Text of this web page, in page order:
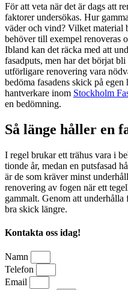
För att veta när det är dags att
faktorer undersökas. Hur
väder och vind? Vilket material
behöver till exempel renoveras
Ibland kan det räcka med att
fasadputs, men har det börjat
utförligare renovering vara
bedöma fasadens skick på
hantverkare inom Stockholm
en bedömning.
Så länge håller en
I regel brukar ett trähus vara i
tionde år, medan en putsfasad
är de som kräver minst
renovering av fogen när ett
gammalt. Genom att underhålla
bra skick längre.
Kontakta oss idag!
Namn
Telefon
Email